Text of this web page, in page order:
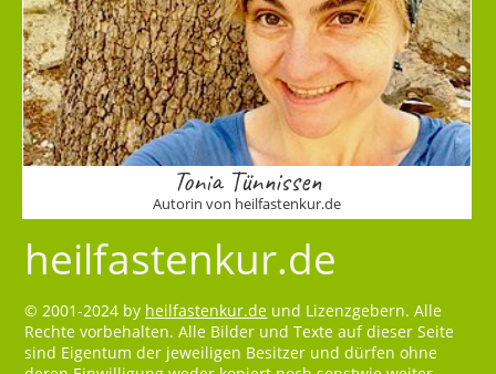
Tonia Tünnissen
Autorin von heilfastenkur.de
heilfastenkur.de
© 2001-2024 by heilfastenkur.de und Lizenzgebern. Alle
Rechte vorbehalten. Alle Bilder und Texte auf dieser Seite
sind Eigentum der jeweiligen Besitzer und dürfen ohne